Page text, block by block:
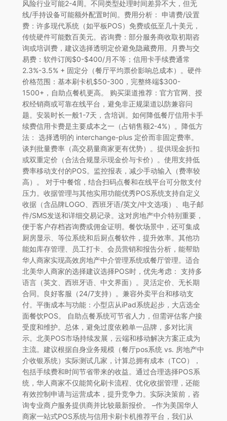
风险行业可能2-4周。不同类型处理时间差异不大，但无
线/手持设备可能额外配置时间。费用分析： 申请费/设置
费：许多现代系统（如平板POS）免费或低至几十美元，
传统硬件可能数百美元。咨询费：部分服务商收取初期咨
询或培训费，建议选择透明定价避免隐藏费用。月费与交
易费：软件订阅$0-$400/月不等；信用卡手续费通常
2.3%-3.5% + 固定分（餐厅平均票价影响总成本）。硬件
价格范围：基本刷卡机$50-300，完整终端$300-
1500+，自助点餐机更高。 购买渠道推荐：官方官网、授
权经销商或可靠在线平台，避免非正规渠道以防兼容问
题。安装时长一般1-7天，含培训。如何降低餐厅信用卡手
续费信用卡费是主要成本之一（占销售额2-4%）。降低方
法： 选择透明的 interchange-plus 定价而非固定费率。
谈判批量费率（高交易量商家更有优势）。提供现金折扣
或双重定价（合法合规显示现金价与卡价）。使用支持低
费率移动支付的POS。监控报表，减少手动输入（费率较
高）。 对于中餐馆，结合扫码点餐和在线平台可分散支付
压力。收据管理与其他实用功能优秀POS系统支持自定义
收据（含品牌LOGO、西班牙语/英文/中文选项）、电子邮
件/SMS发送和详细交易记录。这对房地产中介特别重要，
便于客户存档咨询费或佣金证明。餐饮场景中，还可集成
厨房显示、等位系统和后厨点餐软件，提升效率。其他功
能如库存管理、员工打卡、会员营销和报告分析，能帮助
华人商家实现高效房地产中介管理系统或餐厅管理。适合
北美华人商家的选择建议选择POS时，优先考虑： 支持多
语言（英文、西班牙语、中文界面）。灵活定价、无长期
合同。良好客服（24/7支持）。兼容外卖平台和移动支
付。平衡成本与功能：小型店从iPad系统起步，大店选全
面餐饮POS。 自助点餐系统可节省人力，但需评估客户接
受度和维护。总体，避免过度依赖单一品牌，多对比演
示。北美POS市场持续发展，云端和移动解决方案正成为
主流。建议根据自身业务规模（餐厅pos系统 vs. 房地产中
介收银系统）实际测试几家，计算总拥有成本（TCO），
包括手续费和时间节省带来的收益。通过合理选择POS系
统，华人商家不仅能简化刷卡流程、优化收据管理，还能
有效控制申请与运营成本，提升竞争力。实际决策前，咨
询专业商户服务提供商并比较最新报价。 –作为美国华人
商家一站式POS系统与信用卡刷卡机推荐平台，我们从